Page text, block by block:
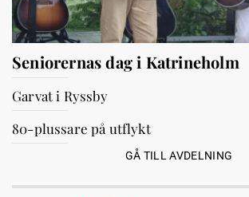
Seniorernas dag i Katrineholm
Garvat i Ryssby
80-plussare på utflykt
GÅ TILL AVDELNING